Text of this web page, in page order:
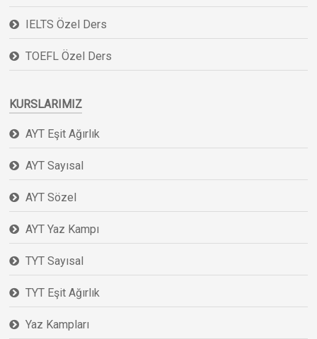
IELTS Özel Ders
TOEFL Özel Ders
KURSLARIMIZ
AYT Eşit Ağırlık
AYT Sayısal
AYT Sözel
AYT Yaz Kampı
TYT Sayısal
TYT Eşit Ağırlık
Yaz Kampları